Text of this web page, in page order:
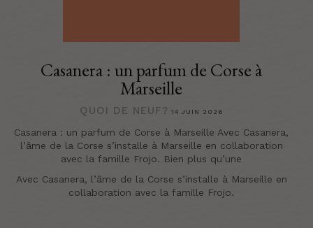
Casanera : un parfum de Corse à
Marseille
QUOI DE NEUF? 14 JUIN 2026
Casanera : un parfum de Corse à Marseille Avec Casanera,
l’âme de la Corse s’installe à Marseille en collaboration
avec la famille Frojo. Bien plus qu’une
Avec Casanera, l’âme de la Corse s’installe à Marseille en
collaboration avec la famille Frojo.